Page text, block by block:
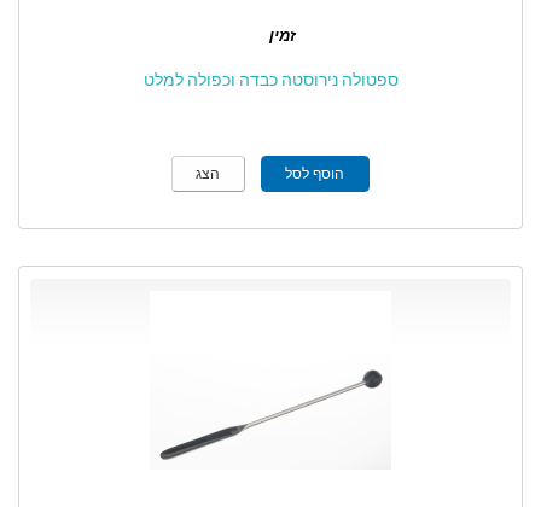
זמין
ספטולה נירוסטה כבדה וכפולה למלט
הוסף לסל הצג